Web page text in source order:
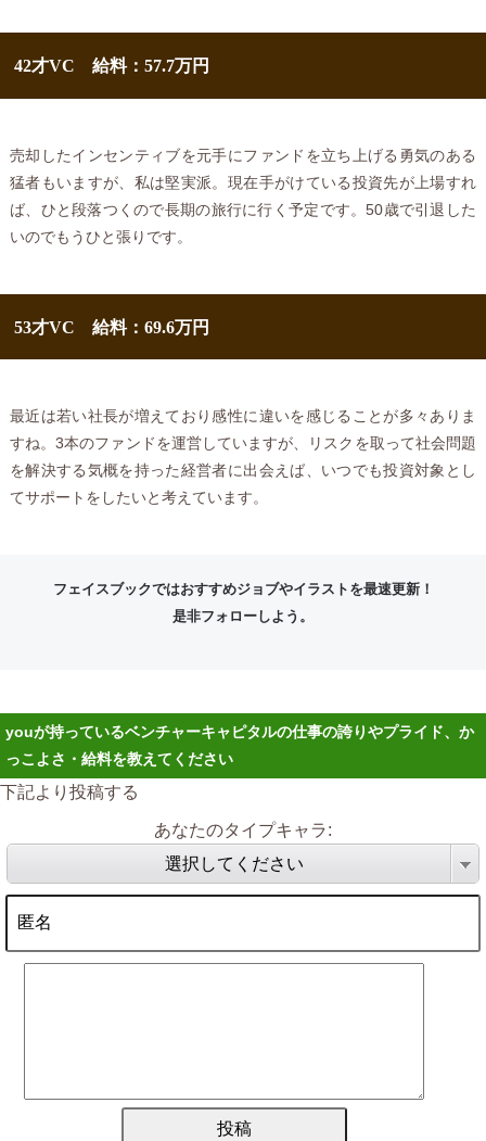
42才VC 給料：57.7万円
売却したインセンティブを元手にファンドを立ち上げる勇気のある
猛者もいますが、私は堅実派。現在手がけている投資先が上場すれ
ば、ひと段落つくので長期の旅行に行く予定です。50歳で引退した
いのでもうひと張りです。
53才VC 給料：69.6万円
最近は若い社長が増えており感性に違いを感じることが多々ありま
すね。3本のファンドを運営していますが、リスクを取って社会問題
を解決する気概を持った経営者に出会えば、いつでも投資対象とし
てサポートをしたいと考えています。
フェイスブックではおすすめジョブやイラストを最速更新！
是非フォローしよう。
youが持っているベンチャーキャピタルの仕事の誇りやプライド、か
っこよさ・給料を教えてください
下記より投稿する
あなたのタイプキャラ:
選択してください